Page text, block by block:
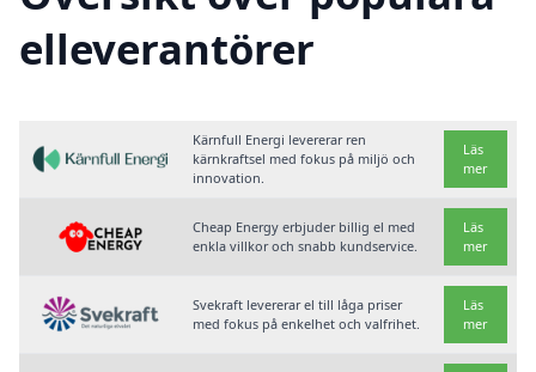
elleverantörer
Kärnfull Energi levererar ren
kärnkraftsel med fokus på miljö och
innovation.
Läs
mer
Cheap Energy erbjuder billig el med
enkla villkor och snabb kundservice.
Läs
mer
Svekraft levererar el till låga priser
med fokus på enkelhet och valfrihet.
Läs
mer